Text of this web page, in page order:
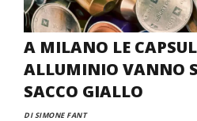
A MILANO LE
ALLUMINIO VANNO
SACCO GIALLO
DI SIMONE FANT